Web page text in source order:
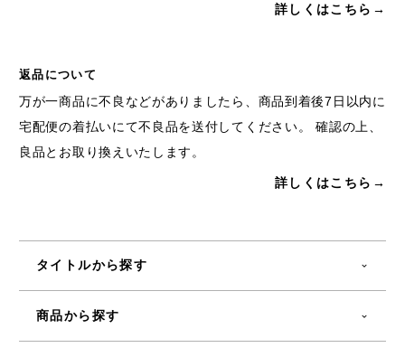
詳しくはこちら→
返品について
万が一商品に不良などがありましたら、商品到着後7日以内に
宅配便の着払いにて不良品を送付してください。 確認の上、
良品とお取り換えいたします。
詳しくはこちら→
タイトルから探す
商品から探す